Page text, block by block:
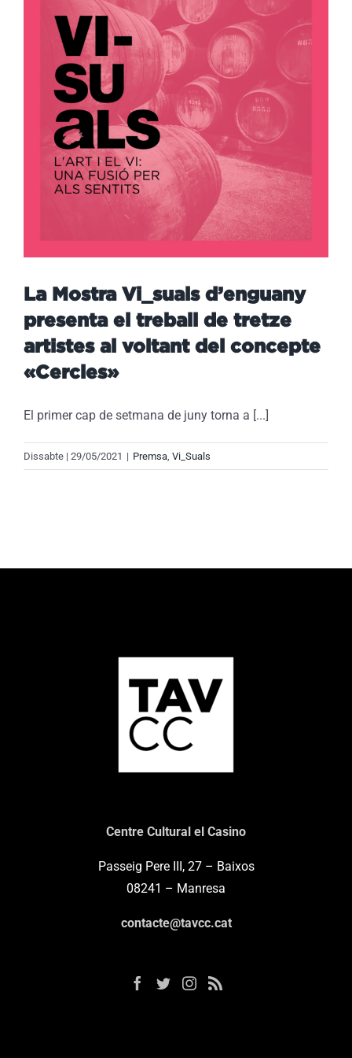
La Mostra Vi_suals d’enguany
presenta el treball de tretze
artistes al voltant del concepte
«Cercles»
El primer cap de setmana de juny torna a [...]
Dissabte | 29/05/2021 | Premsa, Vi_Suals
Centre Cultural el Casino
Passeig Pere III, 27 – Baixos
08241 – Manresa
contacte@tavcc.cat